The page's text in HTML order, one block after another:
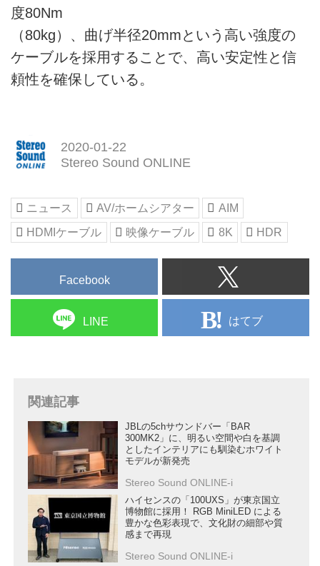
度80Nm
（80kg）、曲げ半径20mmという高い強度の
ケーブルを採用することで、高い安定性と信
頼性を確保している。
2020-01-22
Stereo Sound ONLINE
ニュース AV/ホームシアター
AIM
HDMIケーブル
映像ケーブル 8K HDR
Facebook
LINE はてブ
関連記事
JBLの5chサウンドバー「BAR
300MK2」に、明るい空間や白を基調
としたインテリアにも馴染むホワイト
モデルが新発売
Stereo Sound ONLINE-i
ハイセンスの「100UXS」が東京国立
博物館に採用！ RGB MiniLED による
豊かな色彩表現で、文化財の細部や質
感まで再現
Stereo Sound ONLINE-i